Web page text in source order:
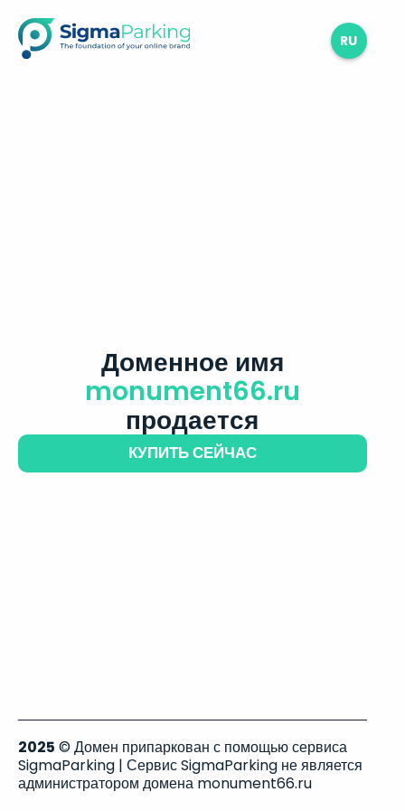
RU
Доменное имя
monument66.ru
продается
КУПИТЬ СЕЙЧАС
2025 © Домен припаркован с помощью сервиса
SigmaParking | Сервис SigmaParking не является
администратором домена monument66.ru